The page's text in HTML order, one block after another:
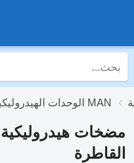
الوحدات الهيدروليكية MAN
القاطرة